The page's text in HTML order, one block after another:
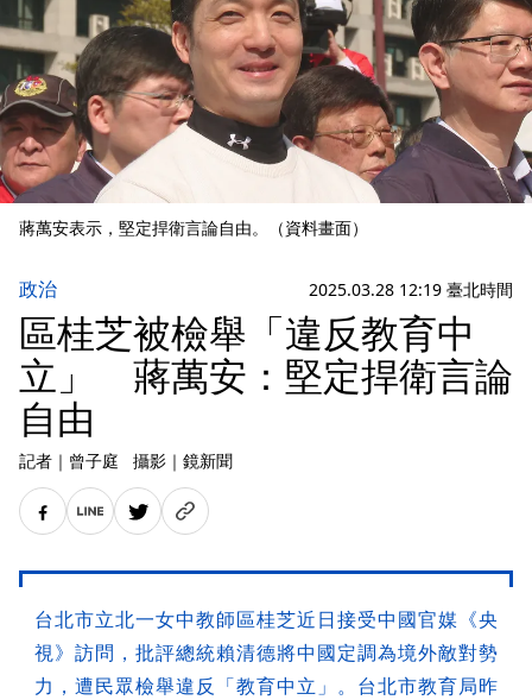
蔣萬安表示，堅定捍衛言論自由。（資料畫面）
政治 2025.03.28 12:19 臺北時間
區桂芝被檢舉「違反教育中
立」 蔣萬安：堅定捍衛言論
自由
記者 ｜ 曾子庭 攝影 ｜ 鏡新聞
台北市立北一女中教師區桂芝近日接受中國官媒《央
視》訪問，批評總統賴清德將中國定調為境外敵對勢
力，遭民眾檢舉違反「教育中立」。台北市教育局昨